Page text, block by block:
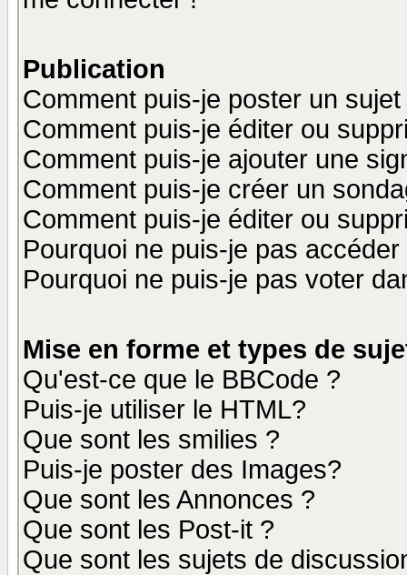
Publication
Comment puis-je poster un
Comment puis-je éditer ou
Comment puis-je ajouter une
Comment puis-je créer un
Comment puis-je éditer ou
Pourquoi ne puis-je pas
Pourquoi ne puis-je pas voter
Mise en forme et types de
Qu'est-ce que le BBCode ?
Puis-je utiliser le HTML?
Que sont les smilies ?
Puis-je poster des Images?
Que sont les Annonces ?
Que sont les Post-it ?
Que sont les sujets de